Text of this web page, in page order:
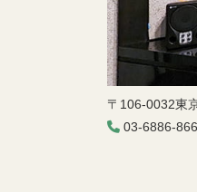
〒106-0032東
03-6886-